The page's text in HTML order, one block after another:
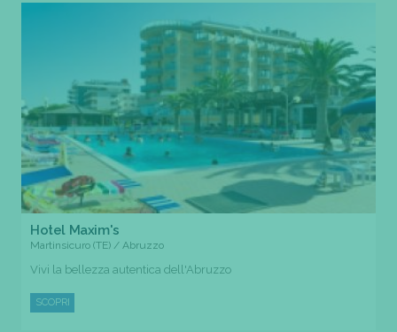
Hotel Maxim's
Martinsicuro (TE) / Abruzzo
Vivi la bellezza autentica dell'Abruzzo
SCOPRI